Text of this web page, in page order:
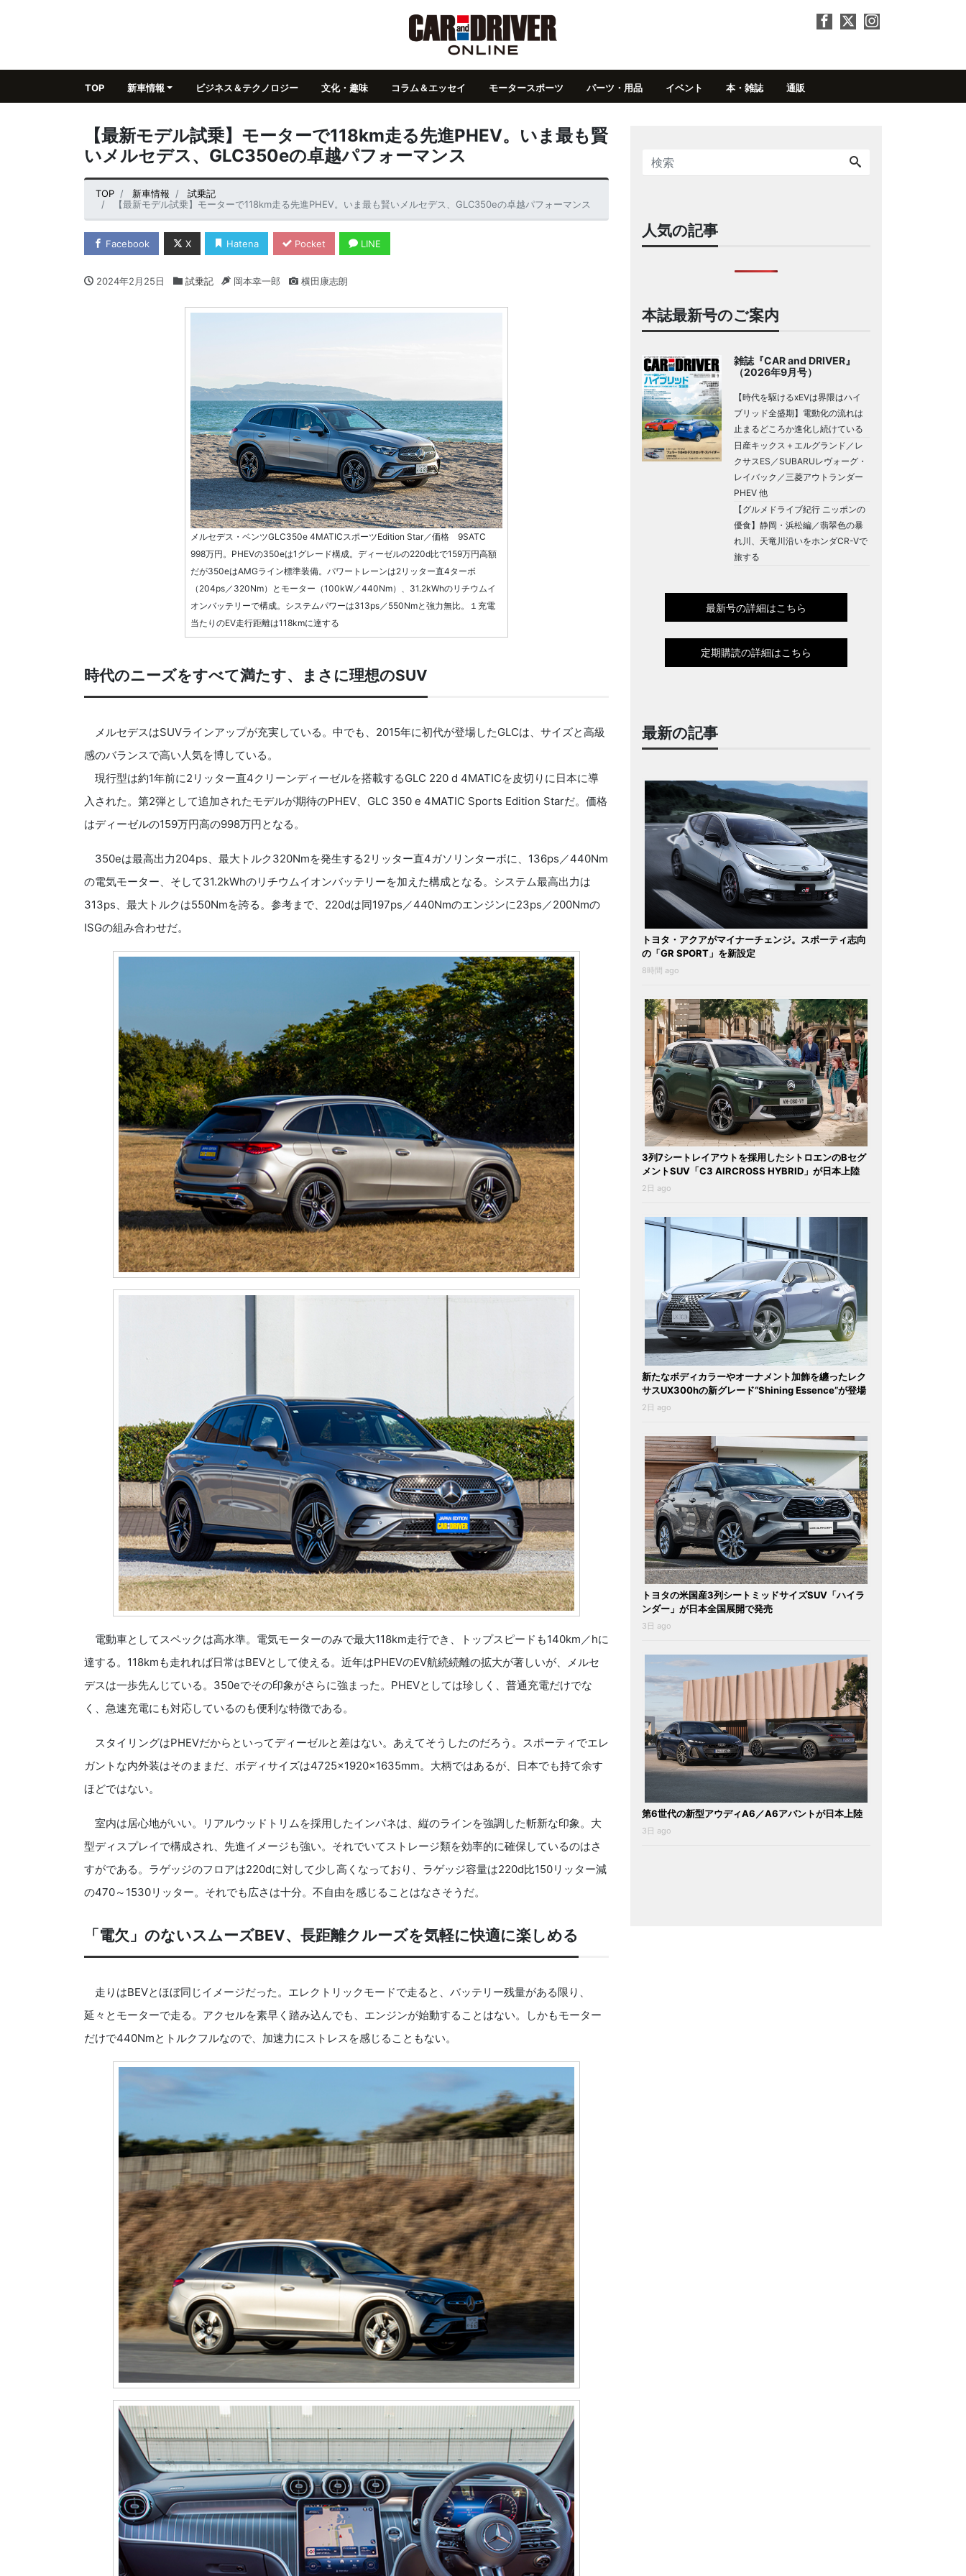
TOP 新車情報 ビジネス＆テクノロジー 文化・趣味 コラム＆エッセイ モータースポーツ パーツ・用品 イベント 本・雑誌 通販
【最新モデル試乗】モーターで118km走る先進PHEV。いま最も賢
いメルセデス、GLC350eの卓越パフォーマンス
TOP 新車情報
試乗記
【最新モデル試乗】モーターで118km走る先進PHEV。いま最も賢いメルセデス、GLC350eの卓越パフォーマンス
Facebook X Hatena Pocket LINE
2024年2月25日 試乗記 岡本幸一郎 横田康志朗
メルセデス・ベンツGLC350e 4MATICスポーツEdition Star／価格 9SATC
998万円。PHEVの350eは1グレード構成。ディーゼルの220d比で159万円高額
だが350eはAMGライン標準装備。パワートレーンは2リッター直4ターボ
（204ps／320Nm）とモーター（100kW／440Nm）、31.2kWhのリチウムイ
オンバッテリーで構成。システムパワーは313ps／550Nmと強力無比。１充電
当たりのEV走行距離は118kmに達する
時代のニーズをすべて満たす、まさに理想のSUV
メルセデスはSUVラインアップが充実している。中でも、2015年に初代が登場したGLCは、サイズと高級
感のバランスで高い人気を博している。
現行型は約1年前に2リッター直4クリーンディーゼルを搭載するGLC 220 d 4MATICを皮切りに日本に導
入された。第2弾として追加されたモデルが期待のPHEV、GLC 350 e 4MATIC Sports Edition Starだ。価格
はディーゼルの159万円高の998万円となる。
350eは最高出力204ps、最大トルク320Nmを発生する2リッター直4ガソリンターボに、136ps／440Nm
の電気モーター、そして31.2kWhのリチウムイオンバッテリーを加えた構成となる。システム最高出力は
313ps、最大トルクは550Nmを誇る。参考まで、220dは同197ps／440Nmのエンジンに23ps／200Nmの
ISGの組み合わせだ。
電動車としてスペックは高水準。電気モーターのみで最大118km走行でき、トップスピードも140km／hに
達する。118kmも走れれば日常はBEVとして使える。近年はPHEVのEV航続続離の拡大が著しいが、メルセ
デスは一歩先んじている。350eでその印象がさらに強まった。PHEVとしては珍しく、普通充電だけでな
く、急速充電にも対応しているのも便利な特徴である。
スタイリングはPHEVだからといってディーゼルと差はない。あえてそうしたのだろう。スポーティでエレ
ガントな内外装はそのままだ、ボディサイズは4725×1920×1635mm。大柄ではあるが、日本でも持て余す
ほどではない。
室内は居心地がいい。リアルウッドトリムを採用したインパネは、縦のラインを強調した斬新な印象。大
型ディスプレイで構成され、先進イメージも強い。それでいてストレージ類を効率的に確保しているのはさ
すがである。ラゲッジのフロアは220dに対して少し高くなっており、ラゲッジ容量は220d比150リッター減
の470～1530リッター。それでも広さは十分。不自由を感じることはなさそうだ。
「電欠」のないスムーズBEV、長距離クルーズを気軽に快適に楽しめる
走りはBEVとほぼ同じイメージだった。エレクトリックモードで走ると、バッテリー残量がある限り、
延々とモーターで走る。アクセルを素早く踏み込んでも、エンジンが始動することはない。しかもモーター
だけで440Nmとトルクフルなので、加速力にストレスを感じることもない。
人気の記事
本誌最新号のご案内
雑誌『CAR and DRIVER』
（2026年9月号）
【時代を駆けるxEVは界隈はハイ
ブリッド全盛期】電動化の流れは
止まるどころか進化し続けている
日産キックス＋エルグランド／レ
クサスES／SUBARUレヴォーグ・
レイバック／三菱アウトランダー
PHEV 他
【グルメドライブ紀行 ニッポンの
優食】静岡・浜松編／翡翠色の暴
れ川、天竜川沿いをホンダCR-Vで
旅する
最新号の詳細はこちら
定期購読の詳細はこちら
最新の記事
トヨタ・アクアがマイナーチェンジ。スポーティ志向
の「GR SPORT」を新設定
8時間 ago
3列7シートレイアウトを採用したシトロエンのBセグ
メントSUV「C3 AIRCROSS HYBRID」が日本上陸
2日 ago
新たなボディカラーやオーナメント加飾を纏ったレク
サスUX300hの新グレード“Shining Essence”が登場
2日 ago
トヨタの米国産3列シートミッドサイズSUV「ハイラ
ンダー」が日本全国展開で発売
3日 ago
第6世代の新型アウディA6／A6アバントが日本上陸
3日 ago